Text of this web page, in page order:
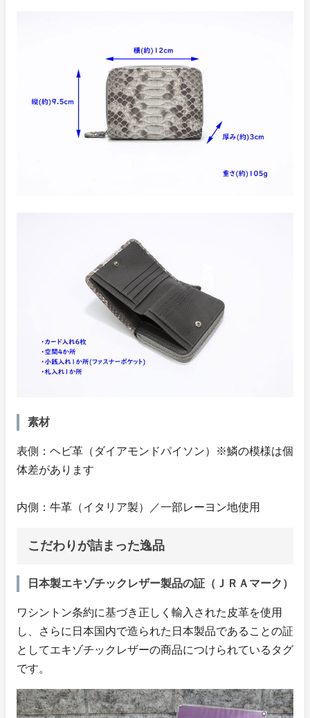
素材
表側：ヘビ革（ダイアモンドパイソン）※鱗の模様は個
体差があります
内側：牛革（イタリア製）／一部レーヨン地使用
こだわりが詰まった逸品
日本製エキゾチックレザー製品の証（ＪＲＡマーク）
ワシントン条約に基づき正しく輸入された皮革を使用
し、さらに日本国内で造られた日本製品であることの証
としてエキゾチックレザーの商品につけられているタグ
です。